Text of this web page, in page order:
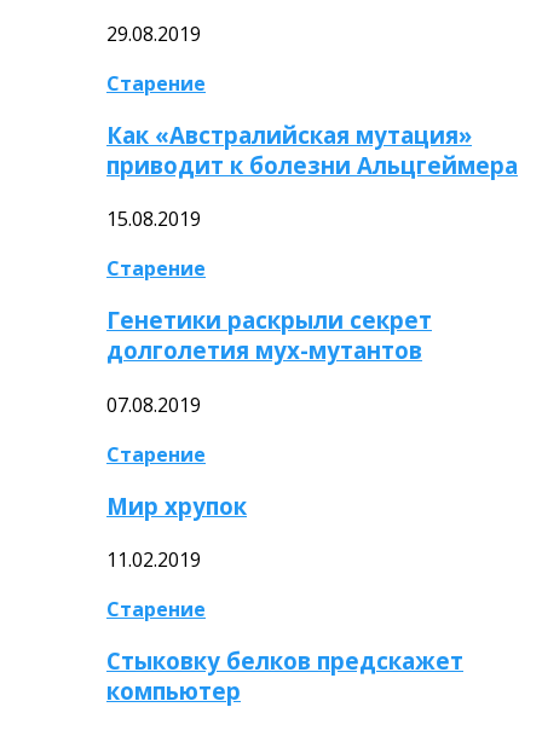
29.08.2019
Старение
Как «Австралийская мутация»
приводит к болезни Альцгеймера
15.08.2019
Старение
Генетики раскрыли секрет
долголетия мух-мутантов
07.08.2019
Старение
Мир хрупок
11.02.2019
Старение
Стыковку белков предскажет
компьютер